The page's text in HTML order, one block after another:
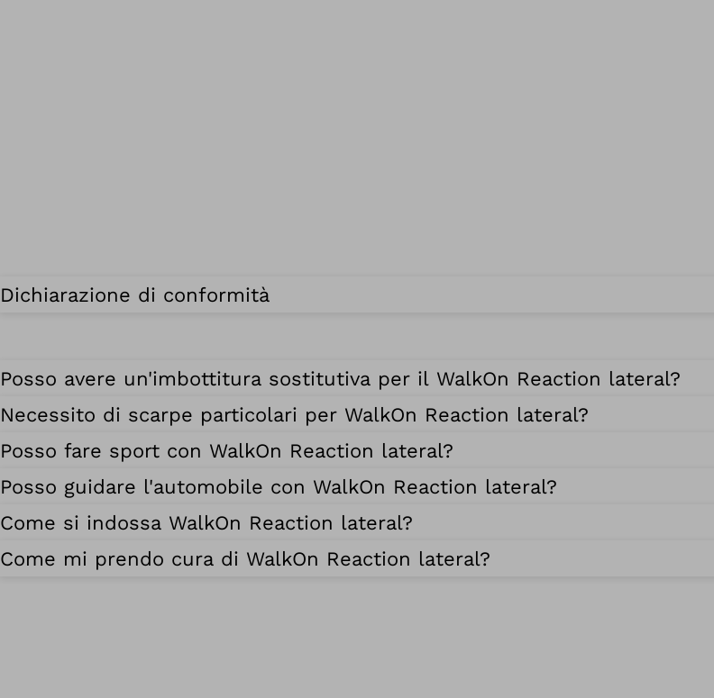
Dichiarazione di conformità
Posso avere un'imbottitura sostitutiva per il WalkOn Reaction lateral?
Necessito di scarpe particolari per WalkOn Reaction lateral?
Posso fare sport con WalkOn Reaction lateral?
Posso guidare l'automobile con WalkOn Reaction lateral?
Come si indossa WalkOn Reaction lateral?
Come mi prendo cura di WalkOn Reaction lateral?